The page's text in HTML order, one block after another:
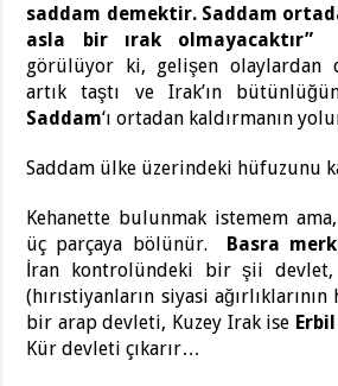
saddam demektir. Saddam
asla bir ırak olmayacaktır”
görülüyor ki, gelişen olaylardan
artık taştı ve Irak’ın
Saddam‘ı ortadan kaldırmanın
Saddam ülke üzerindeki hüfuzunu
Kehanette bulunmak istemem
üç parçaya bölünür. Basra
İran kontrolündeki bir şii devlet,
(hırıstiyanların siyasi
bir arap devleti, Kuzey Irak ise
Kür devleti çıkarır…